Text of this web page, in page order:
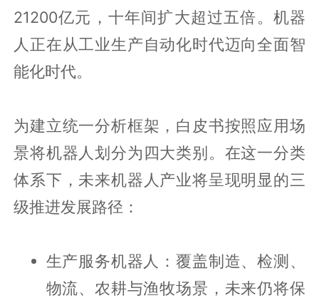
21200亿元，十年间扩大超过五倍。机器
人正在从工业生产自动化时代迈向全面智
能化时代。
为建立统一分析框架，白皮书按照应用场
景将机器人划分为四大类别。在这一分类
体系下，未来机器人产业将呈现明显的三
级推进发展路径：
生产服务机器人：覆盖制造、检测、
物流、农耕与渔牧场景，未来仍将保